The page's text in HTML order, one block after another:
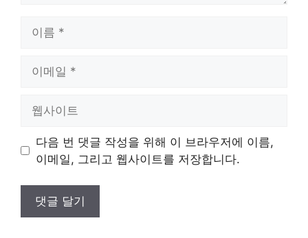
트
다음 번 댓글 작성을 위해 이 브라우저에 이름,
이메일, 그리고 웹사이트를 저장합니다.